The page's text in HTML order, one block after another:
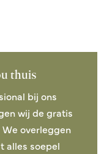
thuis
bij ons
wij de gratis
overleggen
alles soepel